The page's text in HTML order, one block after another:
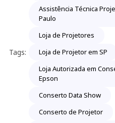
Tags:
Assistência Técnica
Paulo
Loja de Projetores
Loja de Projetor em SP
Loja Autorizada em
Epson
Conserto Data Show
Conserto de Projetor